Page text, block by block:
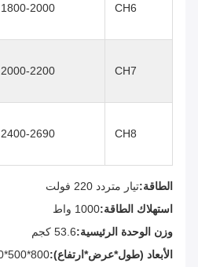
CH6 1800-2000 ميجاهرتز
CH7 2000-2200 ميجاهرتز
CH8 2400-2690 ميجاهرتز
الطاقة:تيار متردد 220 فولت
استهلاك الطاقة:1000 واط
وزن الوحدة الرئيسية:53.6 كجم
الأبعاد (طول*عرض*ارتفاع):800*500*310 ملم